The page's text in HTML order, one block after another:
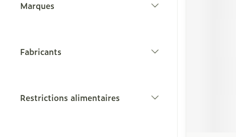
Marques
Fabricants
Restrictions alimentaires